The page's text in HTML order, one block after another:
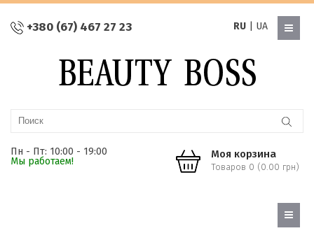
+380 (67) 467 27 23 RU| UA
Пн - Пт: 10:00 - 19:00
Мы работаем!
Моя корзина
Товаров 0 (0.00 грн)